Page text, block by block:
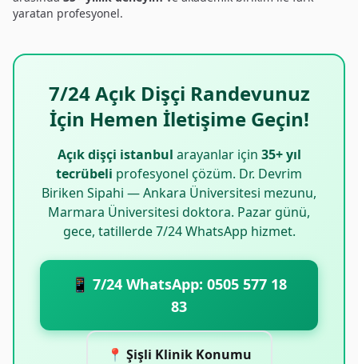
yaratan profesyonel.
7/24 Açık Dişçi Randevunuz
İçin Hemen İletişime Geçin!
Açık dişçi istanbul arayanlar için 35+ yıl
tecrübeli profesyonel çözüm. Dr. Devrim
Biriken Sipahi — Ankara Üniversitesi mezunu,
Marmara Üniversitesi doktora. Pazar günü,
gece, tatillerde 7/24 WhatsApp hizmet.
📱 7/24 WhatsApp: 0505 577 18
83
📍 Şişli Klinik Konumu